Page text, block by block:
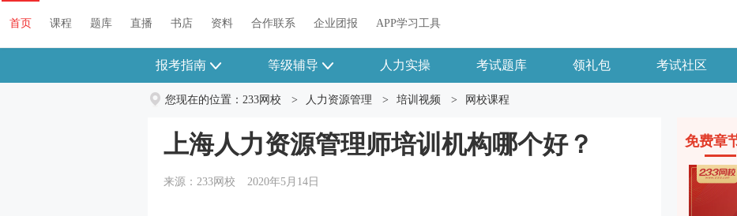
首页 课程 题库 直播 书店 资料 合作联系 企业团报 APP学习工具
报考指南 等级辅导 人力实操 考试题库 领礼包 考试社区
您现在的位置： 233网校 > 人力资源管理 > 培训视频 > 网校课程
上海人力资源管理师培训机构哪个好？
来源：233网校 2020年5月14日
免费章